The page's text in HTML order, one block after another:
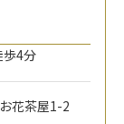
歩4分
花茶屋1-2